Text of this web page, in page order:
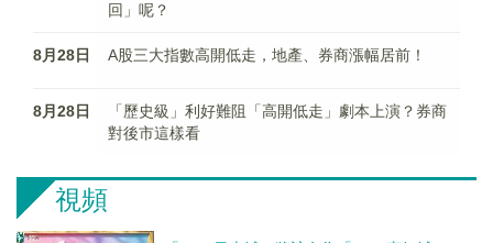
回」呢？
8月28日 A股三大指數高開低走，地產、券商漲幅居前！
8月28日
「歷史級」利好難阻「高開低走」劇本上演？券商
對後市這樣看
視頻